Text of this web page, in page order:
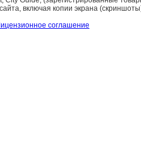
включая копии экрана
соглашение